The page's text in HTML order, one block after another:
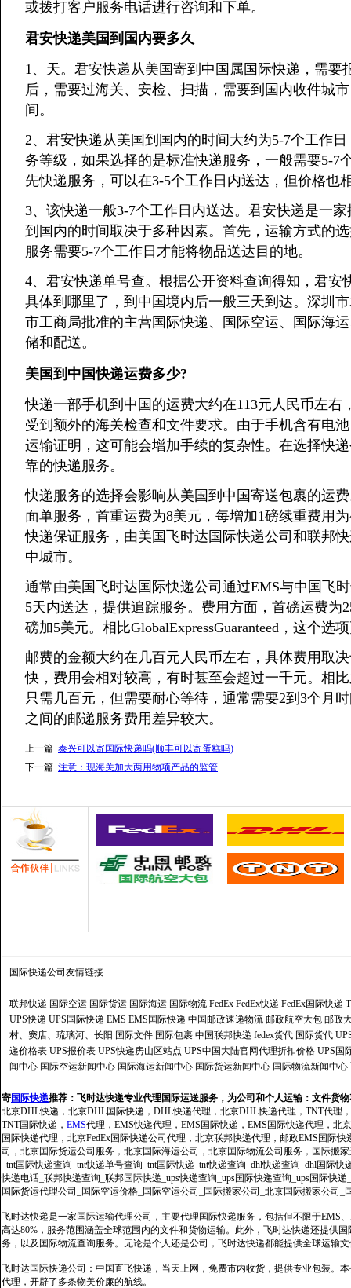
或拨打客户服务电话进行咨询和下单。
君安快递美国到国内要多久
1、天。君安快递从美国寄到中国属国际快递，需
后，需要过海关、安检、扫描，需要到国内收件城
间。
2、君安快递从美国到国内的时间大约为5-7个工作
务等级，如果选择的是标准快递服务，一般需要5-7
先快递服务，可以在3-5个工作日内送达，但价格也
3、该快递一般3-7个工作日内送达。君安快递是一
到国内的时间取决于多种因素。首先，运输方式的
服务需要5-7个工作日才能将物品送达目的地。
4、君安快递单号查。根据公开资料查询得知，君
具体到哪里了，到中国境内后一般三天到达。深圳
市工商局批准的主营国际快递、国际空运、国际海
储和配送。
美国到中国快递运费多少?
快递一部手机到中国的运费大约在113元人民币左
受到额外的海关检查和文件要求。由于手机含有电
运输证明，这可能会增加手续的复杂性。在选择快
靠的快递服务。
快递服务的选择会影响从美国到中国寄送包裹的运
面单服务，首重运费为8美元，每增加1磅续重费用
快递保证服务，由美国飞时达国际快递公司和联邦
中城市。
通常由美国飞时达国际快递公司通过EMS与中国飞
5天内送达，提供追踪服务。费用方面，首磅运费为
磅加5美元。相比GlobalExpressGuaranteed，这个选
邮费的金额大约在几百元人民币左右，具体费用取
快，费用会相对较高，有时甚至会超过一千元。相
只需几百元，但需要耐心等待，通常需要2到3个月
之间的邮递服务费用差异较大。
上一篇 泰兴可以寄国际快递吗(顺丰可以寄蛋糕吗)
下一篇 注意：现海关加大两用物项产品的监管
国际快递公司 友情链接
联邦快递 国际空运 国际货运 国际海运 国际物流 FedEx FedEx快递 FedEx国际快递
UPS快递 UPS国际快递 EMS EMS国际快递 中国邮政速递物流 邮政航空大包 邮政
村、窦店、琉璃河、长阳 国际文件 国际包裹 中国联邦快递 fedex货代 国际货代
递价格表 UPS报价表 UPS快递房山区站点 UPS中国大陆官网代理折扣价格 UPS国
闻中心 国际空运新闻中心 国际海运新闻中心 国际货运新闻中心 国际物流新闻中心
寄国际快递推荐： 飞时达快递专业代理国际运送服务，为公司和个人运输：文件货
北京DHL快递，北京DHL国际快递，DHL快递代理，北京DHL快递代理，TNT代理
TNT国际快递， EMS代理，EMS快递代理，EMS国际快递，EMS国际快递代理，北
国际快递代理，北京FedEx国际快递公司代理，北京联邦快递代理，邮政EMS国际
司，北京国际货运公司服务，北京国际海运公司，北京国际物流公司服务，国际搬
_tnt国际快递查询_tnt快递单号查询_tnt国际快递_tnt快递查询_dhl快递查询_dhl国际
快递电话_联邦快递查询_联邦国际快递_ups快递查询_ups国际快递查询_ups国际快
国际货运代理公司_国际空运价格_国际空运公司_国际搬家公司_北京国际搬家公司_
飞时达快递是一家国际运输代理公司，主要代理国际快递服务，包括但不限于EMS
高达80%，服务范围涵盖全球范围内的文件和货物运输。此外，飞时达快递还提供
务，以及国际物流查询服务。无论是个人还是公司，飞时达快递都能提供全球运输
飞时达国际快递公司：中国直飞快递，当天上网，免费市内收货，提供专业包装。
代理，开辟了多条物美价廉的航线。